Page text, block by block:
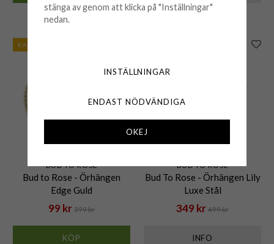
🟡 Få kvar i lager Finns ej i lagret
KAMPANJ
BUD TO ROSE
Bud to Rose - Örhängen
Edge Guld
99 kr 399 kr
KÖP
BUD TO ROSE
Bud To Rose - Örhängen Lily
Luxe Stål
349 kr 499 kr
INFO
stänga av genom att klicka på "Inställningar"
nedan.
INSTÄLLNINGAR
ENDAST NÖDVÄNDIGA
OKEJ